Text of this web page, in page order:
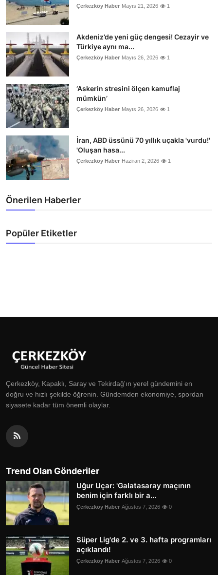
Çerkezköy Haber Mayıs 21, 2026 1
Akdeniz’de yeni güç dengesi! Cezayir ve
Türkiye aynı ma...
Çerkezköy Haber Mayıs 26, 2026 1
‘Askerin stresini ölçen kamuflaj
mümkün’
Çerkezköy Haber Mayıs 26, 2026 1
İran, ABD üssünü 70 yıllık uçakla 'vurdu!'
'Oluşan hasa...
Çerkezköy Haber Haziran 2, 2026 1
Önerilen Haberler
Popüler Etiketler
Çerkezköy, Kapaklı, Saray ve Tekirdağ'ın yerel gündemini en
doğru ve hızlı şekilde öğrenin. Gündemden ekonomiye, spordan
siyasete kadar tüm önemli olaylar.
Trend Olan Gönderiler
Uğur Uçar: 'Galatasaray maçının
benim için farklı bir a...
Çerkezköy Haber Ağustos 7, 2026 0
Süper Lig'de 2. ve 3. hafta programları
açıklandı!
Çerkezköy Haber Ağustos 7, 2026 0